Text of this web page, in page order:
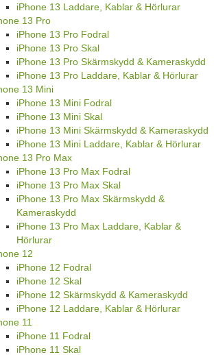
iPhone 13 Laddare, Kablar & Hörlurar
13 Pro
iPhone 13 Pro Fodral
iPhone 13 Pro Skal
iPhone 13 Pro Skärmskydd & Kameraskydd
iPhone 13 Pro Laddare, Kablar & Hörlurar
13 Mini
iPhone 13 Mini Fodral
iPhone 13 Mini Skal
iPhone 13 Mini Skärmskydd & Kameraskydd
iPhone 13 Mini Laddare, Kablar & Hörlurar
13 Pro Max
iPhone 13 Pro Max Fodral
iPhone 13 Pro Max Skal
iPhone 13 Pro Max Skärmskydd &
Kameraskydd
iPhone 13 Pro Max Laddare, Kablar &
Hörlurar
12
iPhone 12 Fodral
iPhone 12 Skal
iPhone 12 Skärmskydd & Kameraskydd
iPhone 12 Laddare, Kablar & Hörlurar
11
iPhone 11 Fodral
iPhone 11 Skal